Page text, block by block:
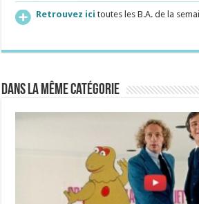
Retrouvez ici toutes les B.A. de la
Dans la même catégorie